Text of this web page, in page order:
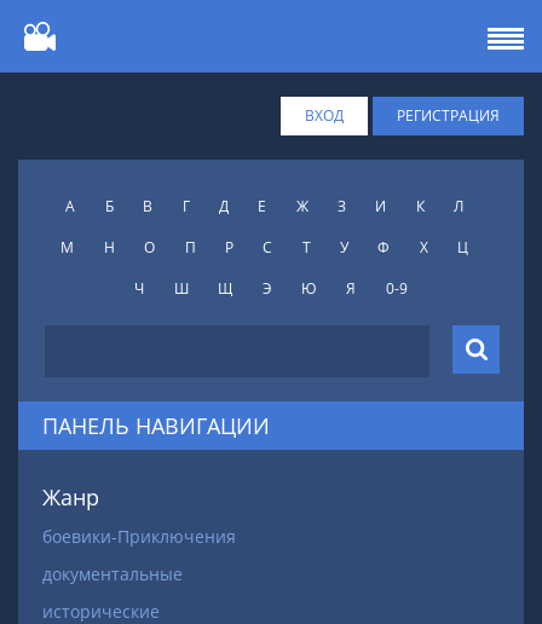
ВХОД РЕГИСТРАЦИЯ
А Б В Г Д Е Ж З И К
Л
М
Н О П Р С Т У Ф X
Ц
Ч
Ш Щ Э Ю Я 0-9
ПАНЕЛЬ НАВИГАЦИИ
Жанр
боевики-Приключения
документальные
исторические